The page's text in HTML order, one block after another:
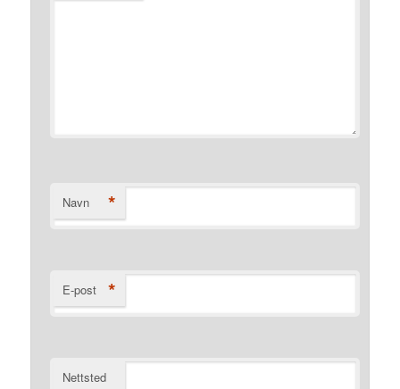
Navn *
E-post *
Nettsted